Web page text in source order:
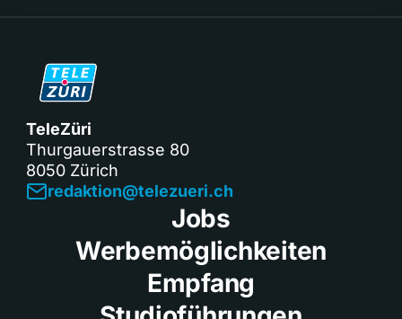
TeleZüri
Thurgauerstrasse 80
8050 Zürich
redaktion@telezueri.ch
Jobs
Werbemöglichkeiten
Empfang